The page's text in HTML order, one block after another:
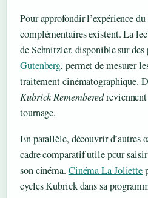
Pour approfondir l’expérience
complémentaires existent. La
de Schnitzler, disponible sur
Gutenberg, permet de mesurer
traitement cinématographique.
Kubrick Remembered
tournage.
En parallèle, découvrir
cadre comparatif utile pour
son cinéma. Cinéma La Joliette
cycles Kubrick dans sa